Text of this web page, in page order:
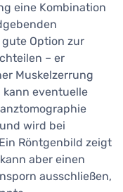
eine Kombination
Option zur
– er
Muskelzerrung
eventuelle
wird bei
Röntgenbild zeigt
aber einen
ausschließen,